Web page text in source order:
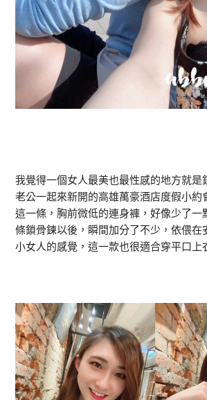
我覺得一個女人最美也最性感的地方就是
老公一起來新開的高雄萬豪酒店度假小約
這一條，胸前微低的連身褲，好像少了一
條鎖骨鍊以後，瞬間加分了不少，依偎在
小女人的感覺，這一款也很適合穿平口上